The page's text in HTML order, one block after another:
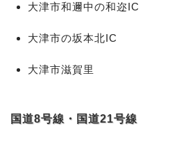
大津市和邇中の和迩IC
大津市の坂本北IC
大津市滋賀里
国道8号線・国道21号線